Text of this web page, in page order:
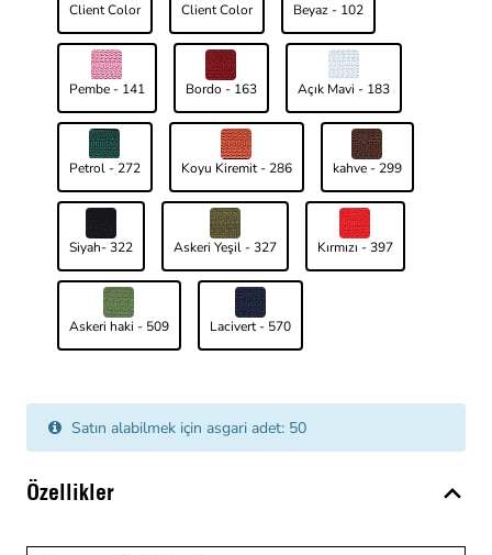
Client Color Client Color Beyaz - 102
Pembe - 141 Bordo - 163 Açık Mavi - 183
Petrol - 272 Koyu Kiremit - 286 kahve - 299
Siyah- 322 Askeri Yeşil - 327 Kırmızı - 397
Askeri haki - 509 Lacivert - 570
Satın alabilmek için asgari adet: 50
Özellikler